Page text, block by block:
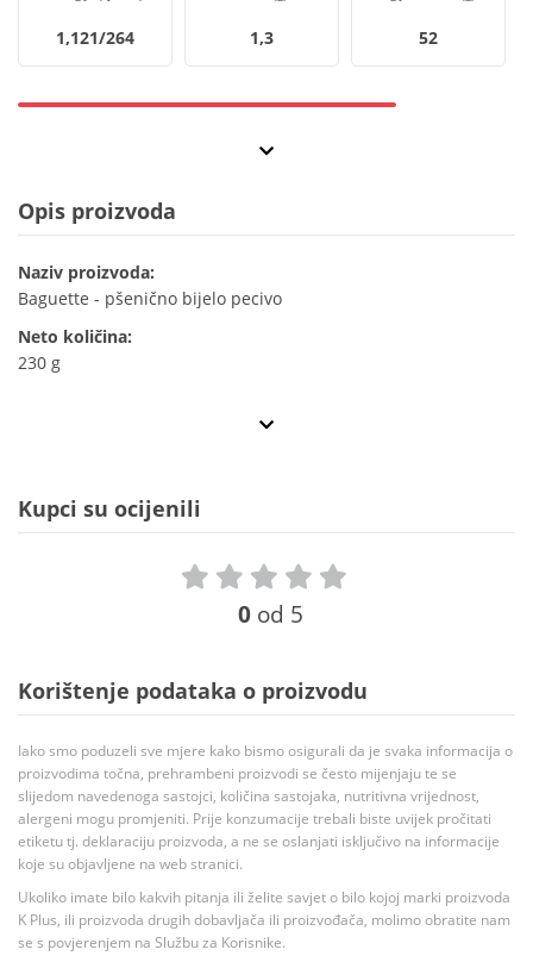
1,121/264 1,3 52
Opis proizvoda
Naziv proizvoda:
Baguette - pšenično bijelo pecivo
Neto količina:
230 g
Kupci su ocijenili
0 od 5
Korištenje podataka o proizvodu
Iako smo poduzeli sve mjere kako bismo osigurali da je svaka informacija o
proizvodima točna, prehrambeni proizvodi se često mijenjaju te se
slijedom navedenoga sastojci, količina sastojaka, nutritivna vrijednost,
alergeni mogu promjeniti. Prije konzumacije trebali biste uvijek pročitati
etiketu tj. deklaraciju proizvoda, a ne se oslanjati isključivo na informacije
koje su objavljene na web stranici.
Ukoliko imate bilo kakvih pitanja ili želite savjet o bilo kojoj marki proizvoda
K Plus, ili proizvoda drugih dobavljača ili proizvođača, molimo obratite nam
se s povjerenjem na Službu za Korisnike.